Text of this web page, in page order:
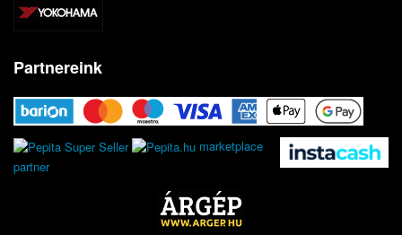
Partnereink
marketplace
partner